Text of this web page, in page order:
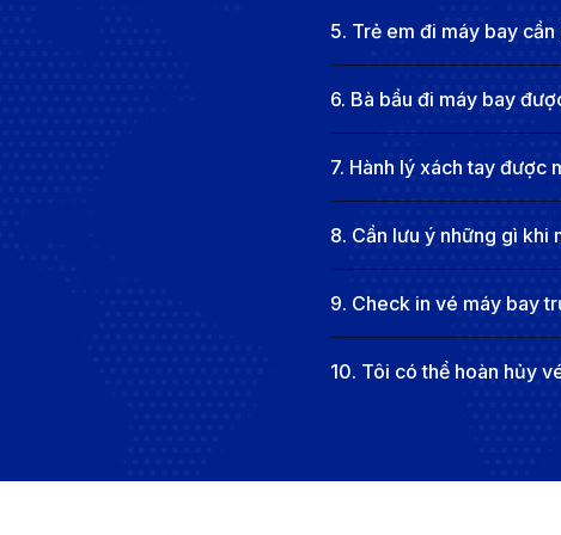
5. Trẻ em đi máy bay
6. Bà bầu đi máy bay
7. Hành lý xách tay được
8. Cần lưu ý những gì khi
9. Check in vé máy bay
10. Tôi có thể hoàn hủy